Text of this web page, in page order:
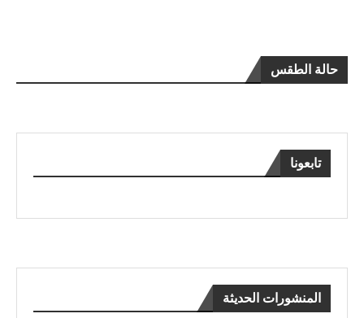
حالة الطقس
تابعونا
المنشورات الحديثة